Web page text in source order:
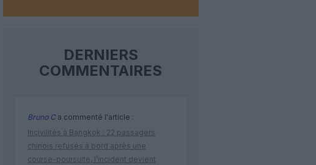
DERNIERS
COMMENTAIRES
Bruno Ca commenté l'article :
Incivilités à Bangkok : 22 passagers
chinois refusés à bord après une
course-poursuite, l’incident devient